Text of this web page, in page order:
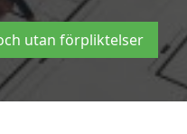
utan förpliktelser